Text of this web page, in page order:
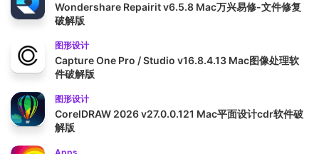
Wondershare Repairit v6.5.8 Mac万兴易修-文件修复
破解版
图形设计
Capture One Pro / Studio v16.8.4.13 Mac图像处理软
件破解版
图形设计
CorelDRAW 2026 v27.0.0.121 Mac平面设计cdr软件破
解版